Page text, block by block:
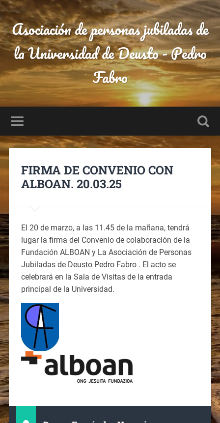
Asociación de personas jubiladas de
la Universidad de Deusto - Pedro
Fabro
FIRMA DE CONVENIO CON
ALBOAN. 20.03.25
El 20 de marzo, a las 11.45 de la mañana, tendrá
lugar la firma del Convenio de colaboración de la
Fundación ALBOAN y La Asociación de Personas
Jubiladas de Deusto Pedro Fabro . El acto se
celebrará en la Sala de Visitas de la entrada
principal de la Universidad.